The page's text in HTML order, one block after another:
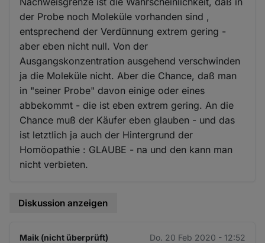
der Probe noch Moleküle vorhanden sind ,
entsprechend der Verdünnung extrem gering -
aber eben nicht null. Von der
Ausgangskonzentration ausgehend verschwinden
ja die Moleküle nicht. Aber die Chance, daß man
in "seiner Probe" davon einige oder eines
abbekommt - die ist eben extrem gering. An die
Chance muß der Käufer eben glauben - und das
ist letztlich ja auch der Hintergrund der
Homöopathie : GLAUBE - na und den kann man
nicht verbieten.
Diskussion anzeigen
Maik (nicht überprüft) Do. 20 Feb 2020 - 12:52